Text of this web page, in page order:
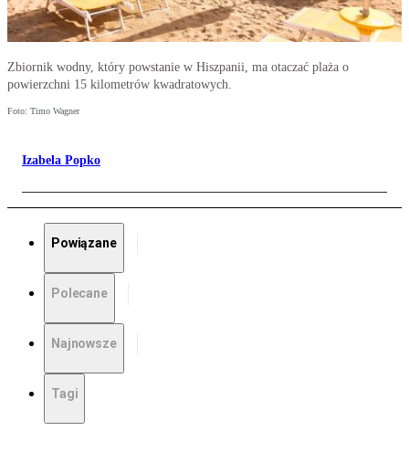
Zbiornik wodny, który powstanie w Hiszpanii, ma otaczać plaża o
powierzchni 15 kilometrów kwadratowych.
Foto: Timo Wagner
Izabela Popko
Powiązane
Polecane
Najnowsze
Tagi